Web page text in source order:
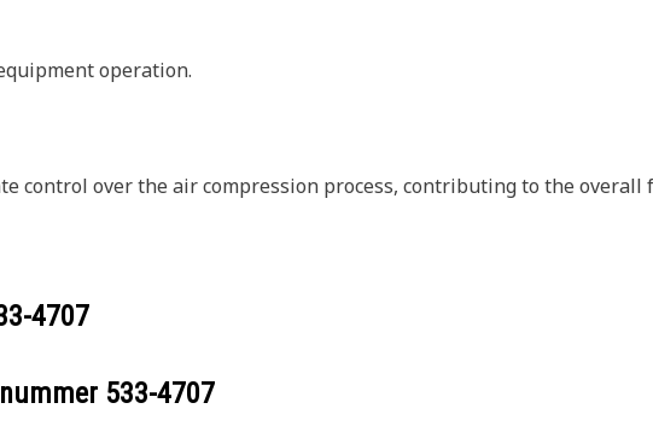
operation.
control over the air compression process, contributing to the
4707
533-4707